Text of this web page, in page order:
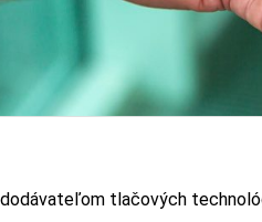
tlačových